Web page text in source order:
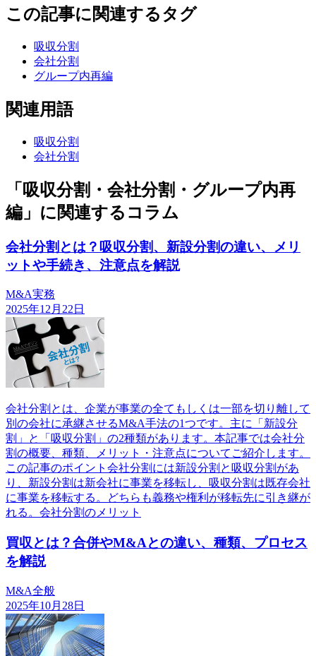
この記事に関連するタグ
吸収分割
会社分割
グループ内再編
関連用語
吸収分割
会社分割
「吸収分割・会社分割・グループ内再
編」に関連するコラム
会社分割とは？吸収分割、新設分割の違い、メリ
ットや手続き、注意点を解説
M&A実務
2025年12月22日
会社分割とは、企業が事業の全てもしくは一部を切り離して
別の会社に承継させるM&A手法の1つです。主に「新設分
割」と「吸収分割」の2種類があります。本記事では会社分
割の概要、種類、メリット・注意点についてご紹介します。
この記事のポイント会社分割には新設分割と吸収分割があ
り、新設分割は新会社に事業を移転し、吸収分割は既存会社
に事業を移転する。どちらも義務や権利が移転先に引き継が
れる。会社分割のメリット
買収とは？合併やM&Aとの違い、種類、プロセス
を解説
M&A全般
2025年10月28日